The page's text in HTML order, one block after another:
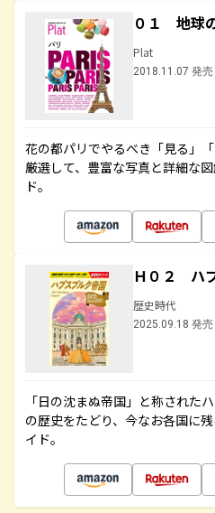
０１ 地球
Plat
2018.11.07 発売
花の都パリでやるべき「見る」
厳選して、豊富な写真と詳細な
ド。
Ｈ０２ ハ
歴史時代
2025.09.18 発売
「日の沈まぬ帝国」と称された
の歴史をたどり、今なお各国に
イド。